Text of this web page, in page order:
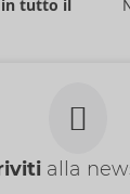
in tutto il
alla